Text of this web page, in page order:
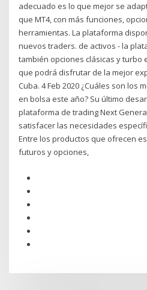
adecuado es lo que mejor se
que MT4, con más funciones,
herramientas. La plataforma
nuevos traders. de activos - la
también opciones clásicas y turbo
que podrá disfrutar de la mejor
Cuba. 4 Feb 2020 ¿Cuáles son los
en bolsa este año? Su último
plataforma de trading Next
satisfacer las necesidades
Entre los productos que ofrecen
futuros y opciones,